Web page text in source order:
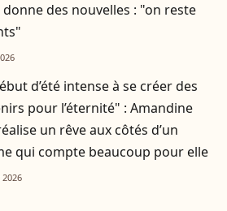
donne des nouvelles : "on reste
d’été intense à se créer des
pour l’éternité" : Amandine
un rêve aux côtés d’un
qui compte beaucoup pour elle